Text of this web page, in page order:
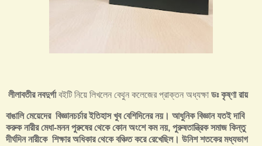
লীলাবতীর নবদুর্গাবইটি নিয়ে লিখলেন বেথুন কলেজের প্রাক্তন অধ্যক্ষা ডঃ কৃষ্ণা রায়
বাঙালি মেয়েদের বিজ্ঞানচর্চার ইতিহাস খুব বেশিদিনের নয়। আধুনিক বিজ্ঞান যতই দাবি
করুক নারীর মেধা-মনন পুরুষের থেকে কোন অংশে কম নয়, পুরুষতান্ত্রিক সমাজ কিন্তু
দীর্ঘদিন নারীকে শিক্ষার অধিকার থেকে বঞ্চিত করে রেখেছিল। উনিশ শতকের মধ্যভাগ